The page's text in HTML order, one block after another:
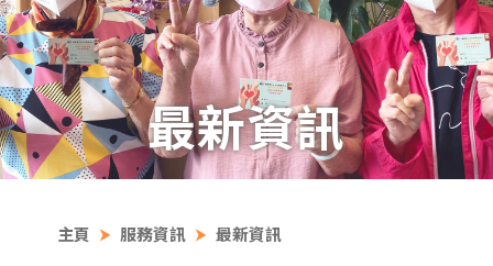
最新資訊
主頁 服務資訊 最新資訊